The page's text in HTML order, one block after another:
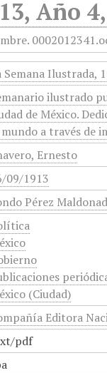
Año
Semana Ilustrada,
ilustrado
de México.
a través de
Ernesto
09/1913
Pérez
(Ciudad)
Editora
pdf